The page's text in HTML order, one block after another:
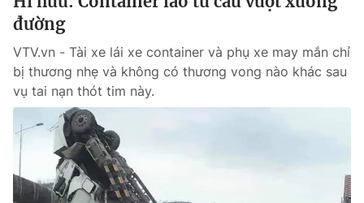
đường
VTV.vn - Tài xe lái xe container và phụ xe may mắn chỉ
bị thương nhẹ và không có thương vong nào khác sau
vụ tai nạn thót tim này.